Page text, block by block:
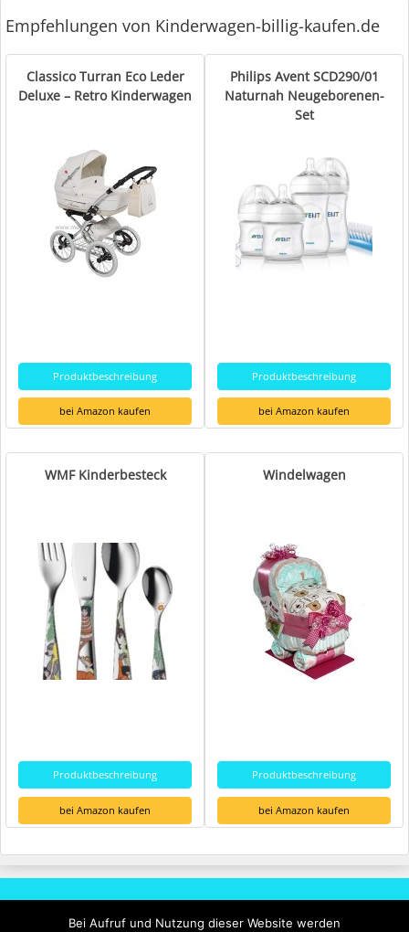
Empfehlungen von Kinderwagen-billig-kaufen.de
Classico Turran Eco Leder
Deluxe – Retro Kinderwagen
Produktbeschreibung
bei Amazon kaufen
Philips Avent SCD290/01
Naturnah Neugeborenen-
Set
Produktbeschreibung
bei Amazon kaufen
WMF Kinderbesteck
Produktbeschreibung
bei Amazon kaufen
Windelwagen
Produktbeschreibung
bei Amazon kaufen
RechtlichesBei Aufruf und Nutzung dieser Website werden